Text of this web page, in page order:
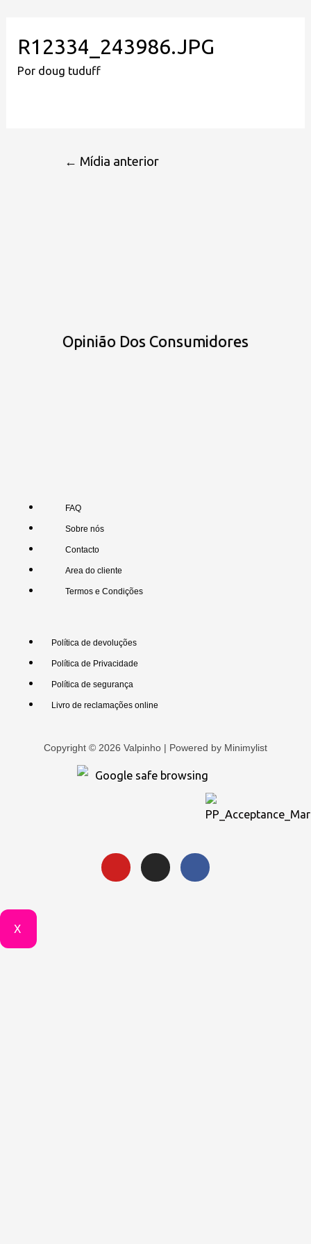
R12334_243986.JPG
Por doug tuduff
← Mídia anterior
Opinião Dos Consumidores
FAQ
Sobre nós
Contacto
Area do cliente
Termos e Condições
Política de devoluções
Política de Privacidade
Política de segurança
Livro de reclamações online
Copyright © 2026 Valpinho | Powered by Minimylist
X